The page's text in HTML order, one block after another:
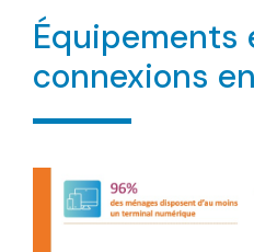
Équipements
connexions